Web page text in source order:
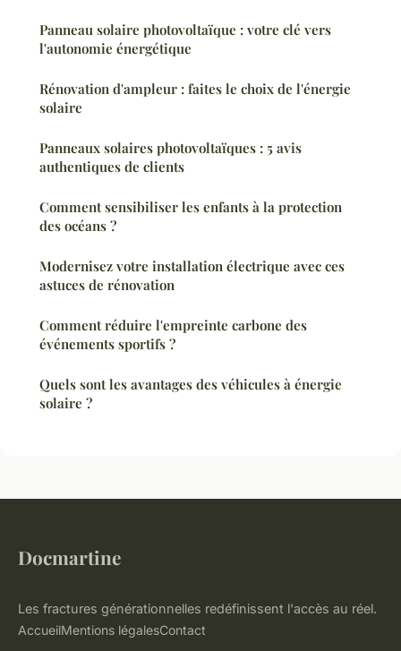
Panneau solaire photovoltaïque : votre clé vers
l'autonomie énergétique
Rénovation d'ampleur : faites le choix de l'énergie
solaire
Panneaux solaires photovoltaïques : 5 avis
authentiques de clients
Comment sensibiliser les enfants à la protection
des océans ?
Modernisez votre installation électrique avec ces
astuces de rénovation
Comment réduire l'empreinte carbone des
événements sportifs ?
Quels sont les avantages des véhicules à énergie
solaire ?
Docmartine
Les fractures générationnelles redéfinissent l'accès au réel.
AccueilMentions légalesContact